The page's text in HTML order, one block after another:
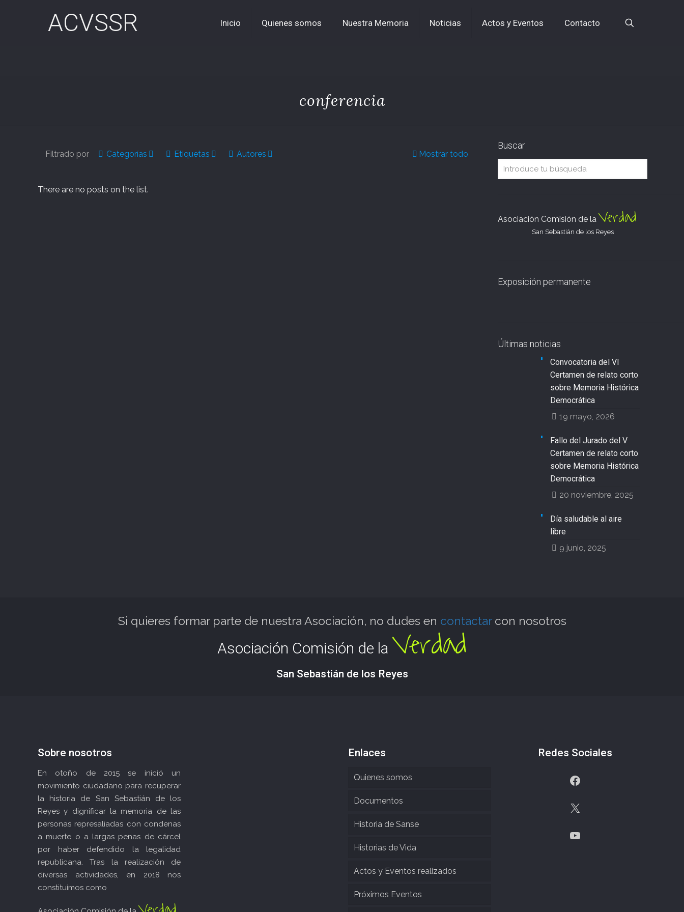
ACVSSR Inicio Quienes somos Nuestra Memoria Noticias Actos y Eventos Contacto
conferencia
Filtrado por Categorías Etiquetas Autores Mostrar todo
There are no posts on the list.
Buscar
Asociación Comisión de la Verdad
San Sebastián de los Reyes
Exposición permanente
Últimas noticias
Convocatoria del VI
Certamen de relato corto
sobre Memoria Histórica
Democrática
19 mayo, 2026
Fallo del Jurado del V
Certamen de relato corto
sobre Memoria Histórica
Democrática
20 noviembre, 2025
Día saludable al aire
libre
9 junio, 2025
Si quieres formar parte de nuestra Asociación, no dudes en contactarcon nosotros
Asociación Comisión de la Verdad
San Sebastián de los Reyes
Sobre nosotros
En otoño de 2015 se inició un
movimiento ciudadano para recuperar
la historia de San Sebastián de los
Reyes y dignificar la memoria de las
personas represaliadas con condenas
a muerte o a largas penas de cárcel
por haber defendido la legalidad
republicana. Tras la realización de
diversas actividades, en 2018 nos
constituímos como
Enlaces
Quienes somos
Documentos
Historia de Sanse
Historias de Vida
Actos y Eventos realizados
Próximos Eventos
Redes Sociales
Facebook
X
YouTube